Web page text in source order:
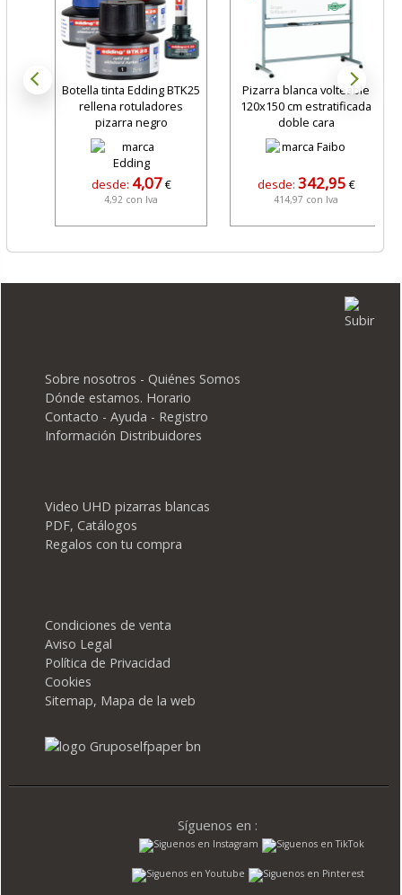
Botella tinta Edding BTK25
rellena rotuladores
pizarra negro
desde: 4,07€
4,92 con Iva
Pizarra blanca volteable
120x150 cm estratificada
doble cara
desde: 342,95 €
414,97 con Iva
Sobre nosotros - Quiénes Somos
Dónde estamos. Horario
Contacto - Ayuda - Registro
Información Distribuidores
Video UHD pizarras blancas
PDF, Catálogos
Regalos con tu compra
Condiciones de venta
Aviso Legal
Política de Privacidad
Cookies
Sitemap, Mapa de la web
Síguenos en :